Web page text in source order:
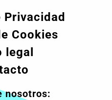
Cookies
legal
nosotros: